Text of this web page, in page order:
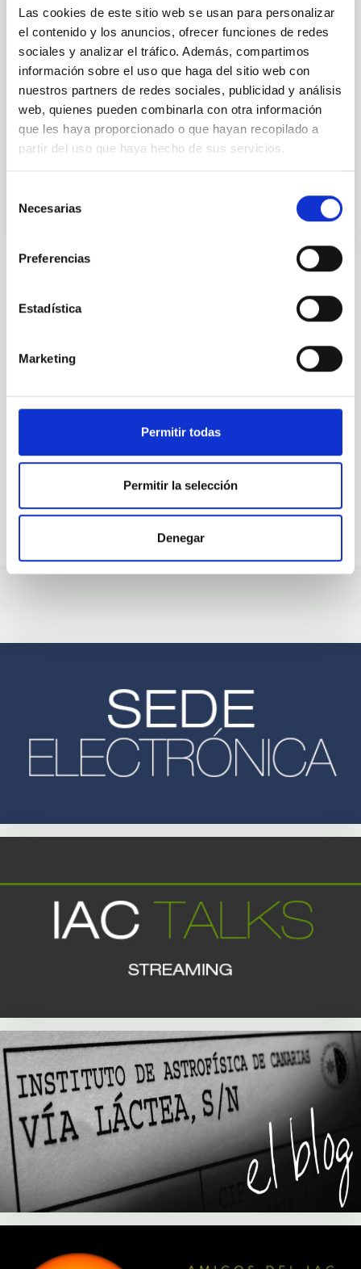
Las cookies de este sitio web se usan para personalizar
el contenido y los anuncios, ofrecer funciones de redes
sociales y analizar el tráfico. Además, compartimos
información sobre el uso que haga del sitio web con
nuestros partners de redes sociales, publicidad y análisis
web, quienes pueden combinarla con otra información
que les haya proporcionado o que hayan recopilado a
partir del uso que haya hecho de sus servicios.
Necesarias
Preferencias
Estadística
Marketing
Permitir todas
Permitir la selección
Denegar
MANTENIMIENTO GENERAL
OBSERVATORIOS (ORM-LA PALMA) - FIJO
LABORAL -PS-2026-031
Se convoca proceso selectivo para el ingreso, como
personal laboral fijo, de un puesto de trabajo con la
categoría profesional de Técnico/a Mantenimiento
General, acogido a Convenio y que tendrá
Desde el IAC siempre
estamos buscando gente
con talento.